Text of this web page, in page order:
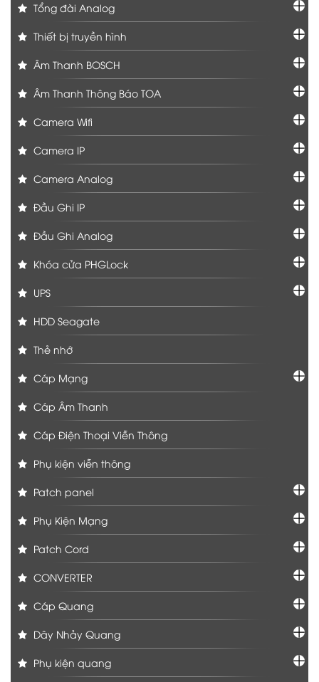
Tổng đài Analog
Thiết bị truyền hình
Âm Thanh BOSCH
Âm Thanh Thông Báo TOA
Camera Wifi
Camera IP
Camera Analog
Đầu Ghi IP
Đầu Ghi Analog
Khóa cửa PHGLock
UPS
HDD Seagate
Thẻ nhớ
Cáp Mạng
Cáp Âm Thanh
Cáp Điện Thoại Viễn Thông
Phụ kiện viễn thông
Patch panel
Phụ Kiện Mạng
Patch Cord
CONVERTER
Cáp Quang
Dây Nhảy Quang
Phụ kiện quang